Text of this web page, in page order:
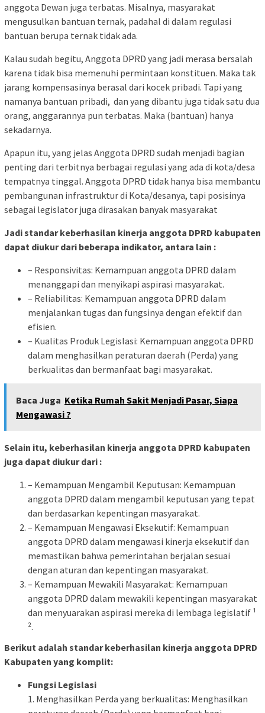
anggota Dewan juga terbatas. Misalnya, masyarakat
mengusulkan bantuan ternak, padahal di dalam regulasi
bantuan berupa ternak tidak ada.
Kalau sudah begitu, Anggota DPRD yang jadi merasa bersalah
karena tidak bisa memenuhi permintaan konstituen. Maka tak
jarang kompensasinya berasal dari kocek pribadi. Tapi yang
namanya bantuan pribadi, dan yang dibantu juga tidak satu dua
orang, anggarannya pun terbatas. Maka (bantuan) hanya
sekadarnya.
Apapun itu, yang jelas Anggota DPRD sudah menjadi bagian
penting dari terbitnya berbagai regulasi yang ada di kota/desa
tempatnya tinggal. Anggota DPRD tidak hanya bisa membantu
pembangunan infrastruktur di Kota/desanya, tapi posisinya
sebagai legislator juga dirasakan banyak masyarakat
Jadi standar keberhasilan kinerja anggota DPRD kabupaten
dapat diukur dari beberapa indikator, antara lain :
– Responsivitas: Kemampuan anggota DPRD dalam
menanggapi dan menyikapi aspirasi masyarakat.
– Reliabilitas: Kemampuan anggota DPRD dalam
menjalankan tugas dan fungsinya dengan efektif dan
efisien.
– Kualitas Produk Legislasi: Kemampuan anggota DPRD
dalam menghasilkan peraturan daerah (Perda) yang
berkualitas dan bermanfaat bagi masyarakat.
Baca Juga Ketika Rumah Sakit Menjadi Pasar, Siapa
Mengawasi ?
Selain itu, keberhasilan kinerja anggota DPRD kabupaten
juga dapat diukur dari :
– Kemampuan Mengambil Keputusan: Kemampuan
anggota DPRD dalam mengambil keputusan yang tepat
dan berdasarkan kepentingan masyarakat.
– Kemampuan Mengawasi Eksekutif: Kemampuan
anggota DPRD dalam mengawasi kinerja eksekutif dan
memastikan bahwa pemerintahan berjalan sesuai
dengan aturan dan kepentingan masyarakat.
– Kemampuan Mewakili Masyarakat: Kemampuan
anggota DPRD dalam mewakili kepentingan masyarakat
dan menyuarakan aspirasi mereka di lembaga legislatif ¹
².
Berikut adalah standar keberhasilan kinerja anggota DPRD
Kabupaten yang komplit:
Fungsi Legislasi
1. Menghasilkan Perda yang berkualitas: Menghasilkan